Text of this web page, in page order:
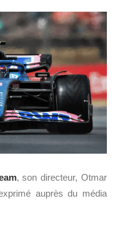
, son directeur, Otmar
auprès du média